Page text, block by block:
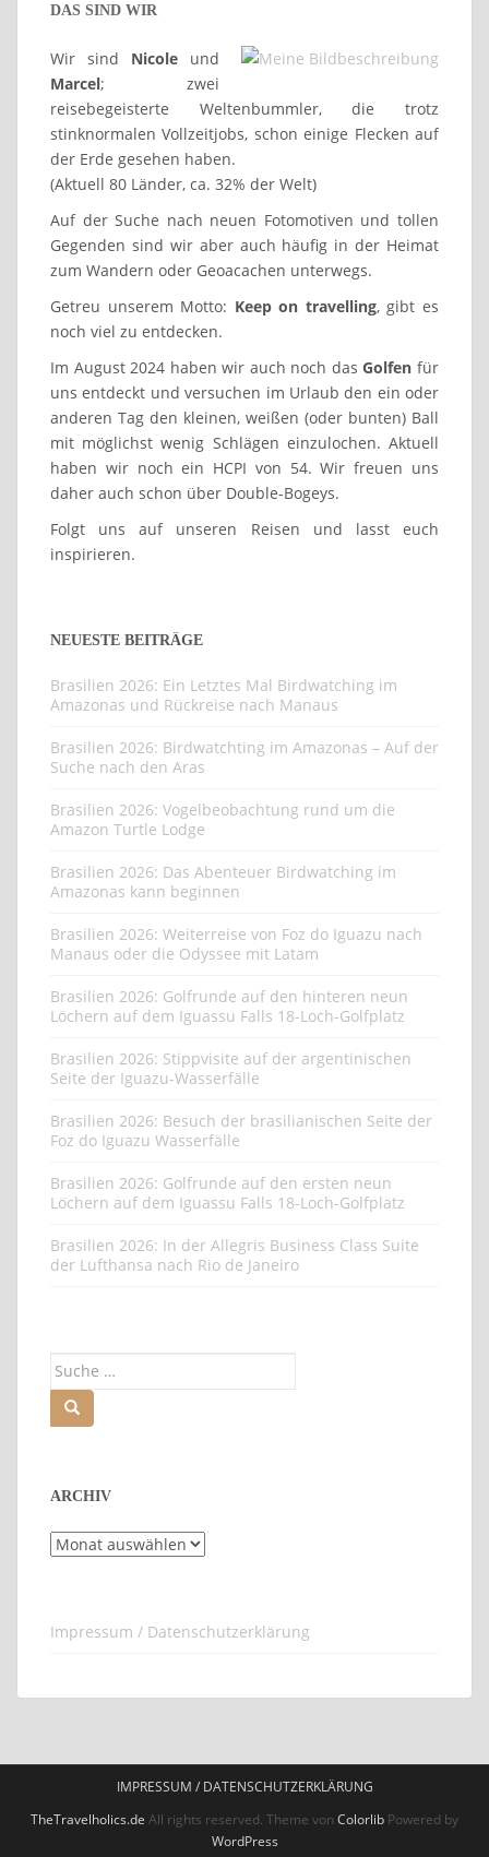
DAS SIND WIR
Wir sind Nicole und
Marcel; zwei
reisebegeisterte Weltenbummler, die trotz
stinknormalen Vollzeitjobs, schon einige Flecken auf
der Erde gesehen haben.
(Aktuell 80 Länder, ca. 32% der Welt)
Auf der Suche nach neuen Fotomotiven und tollen
Gegenden sind wir aber auch häufig in der Heimat
zum Wandern oder Geoacachen unterwegs.
Getreu unserem Motto: Keep on travelling, gibt es
noch viel zu entdecken.
Im August 2024 haben wir auch noch dasGolfen für
uns entdeckt und versuchen im Urlaub den ein oder
anderen Tag den kleinen, weißen (oder bunten) Ball
mit möglichst wenig Schlägen einzulochen. Aktuell
haben wir noch ein HCPI von 54. Wir freuen uns
daher auch schon über Double-Bogeys.
Folgt uns auf unseren Reisen und lasst euch
inspirieren.
NEUESTE BEITRÄGE
Brasilien 2026: Ein Letztes Mal Birdwatching im
Amazonas und Rückreise nach Manaus
Brasilien 2026: Birdwatchting im Amazonas – Auf der
Suche nach den Aras
Brasilien 2026: Vogelbeobachtung rund um die
Amazon Turtle Lodge
Brasilien 2026: Das Abenteuer Birdwatching im
Amazonas kann beginnen
Brasilien 2026: Weiterreise von Foz do Iguazu nach
Manaus oder die Odyssee mit Latam
Brasilien 2026: Golfrunde auf den hinteren neun
Löchern auf dem Iguassu Falls 18-Loch-Golfplatz
Brasilien 2026: Stippvisite auf der argentinischen
Seite der Iguazu-Wasserfälle
Brasilien 2026: Besuch der brasilianischen Seite der
Foz do Iguazu Wasserfälle
Brasilien 2026: Golfrunde auf den ersten neun
Löchern auf dem Iguassu Falls 18-Loch-Golfplatz
Brasilien 2026: In der Allegris Business Class Suite
der Lufthansa nach Rio de Janeiro
ARCHIV
Archiv
Impressum / Datenschutzerklärung
IMPRESSUM / DATENSCHUTZERKLÄRUNG
TheTravelholics.de All rights reserved. Theme von Colorlib Powered by
WordPress